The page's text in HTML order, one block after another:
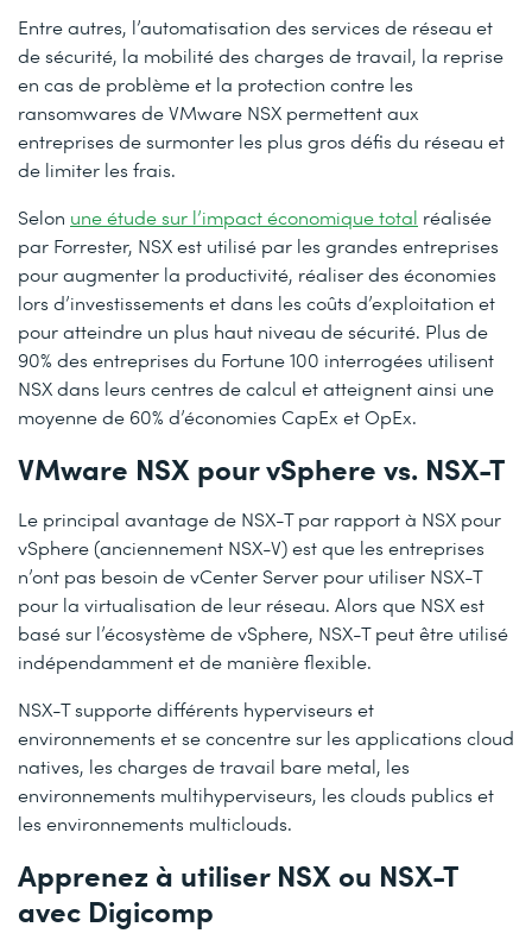
Entre autres, l’automatisation des services de réseau et
de sécurité, la mobilité des charges de travail, la reprise
en cas de problème et la protection contre les
ransomwares de VMware NSX permettent aux
entreprises de surmonter les plus gros défis du réseau et
de limiter les frais.
Selon une étude sur l’impact économique total réalisée
par Forrester, NSX est utilisé par les grandes entreprises
pour augmenter la productivité, réaliser des économies
lors d’investissements et dans les coûts d’exploitation et
pour atteindre un plus haut niveau de sécurité. Plus de
90% des entreprises du Fortune 100 interrogées utilisent
NSX dans leurs centres de calcul et atteignent ainsi une
moyenne de 60% d’économies CapEx et OpEx.
VMware NSX pour vSphere vs. NSX-T
Le principal avantage de NSX-T par rapport à NSX pour
vSphere (anciennement NSX-V) est que les entreprises
n’ont pas besoin de vCenter Server pour utiliser NSX-T
pour la virtualisation de leur réseau. Alors que NSX est
basé sur l’écosystème de vSphere, NSX-T peut être utilisé
indépendamment et de manière flexible.
NSX-T supporte différents hyperviseurs et
environnements et se concentre sur les applications cloud
natives, les charges de travail bare metal, les
environnements multihyperviseurs, les clouds publics et
les environnements multiclouds.
Apprenez à utiliser NSX ou NSX-T
avec Digicomp